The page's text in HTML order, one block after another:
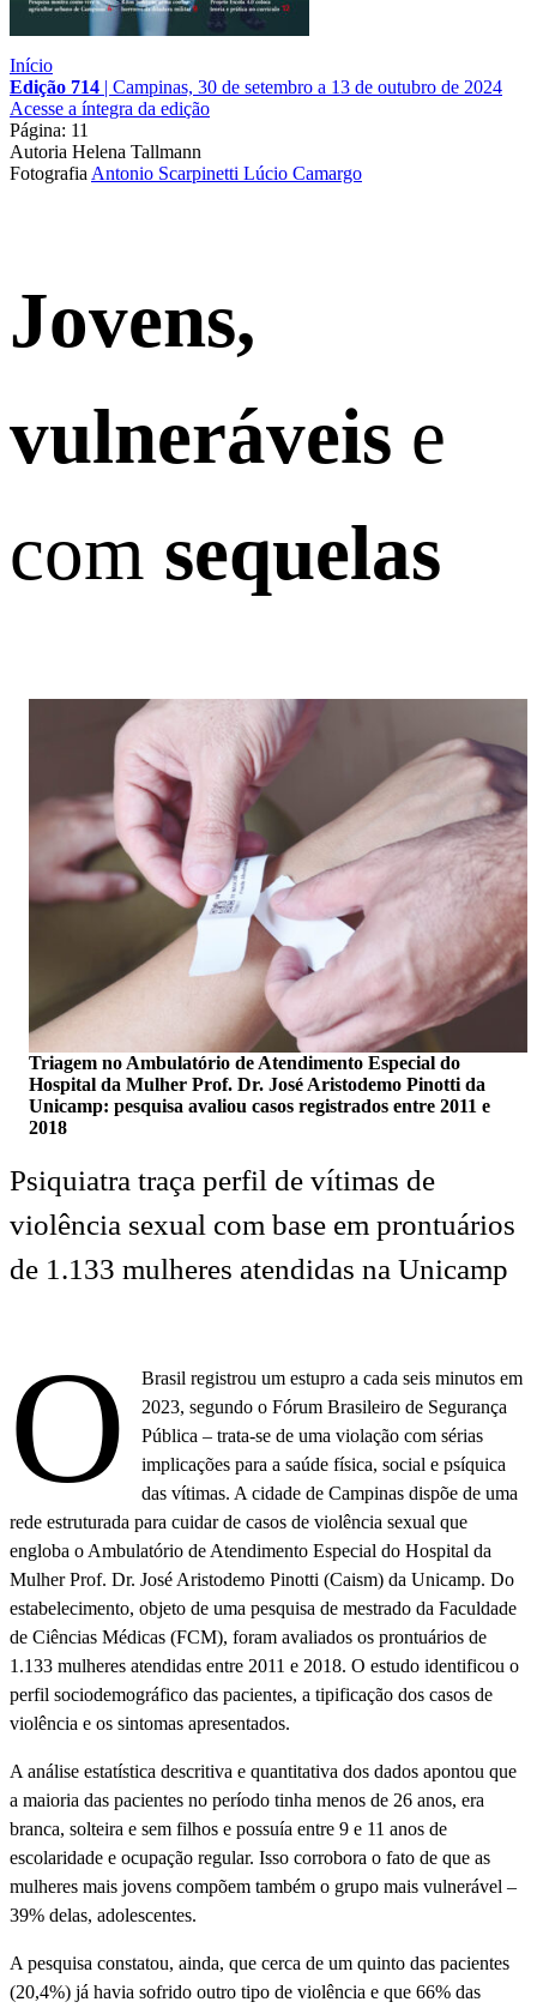
Início
Edição 714 | Campinas, 30 de setembro a 13 de outubro de 2024
Acesse a íntegra da edição
Página: 11
Autoria Helena Tallmann
Fotografia Antonio Scarpinetti Lúcio Camargo
Jovens,
vulneráveis e
com sequelas
Triagem no Ambulatório de Atendimento Especial do
Hospital da Mulher Prof. Dr. José Aristodemo Pinotti da
Unicamp: pesquisa avaliou casos registrados entre 2011 e
2018
Psiquiatra traça perfil de vítimas de
violência sexual com base em prontuários
de 1.133 mulheres atendidas na Unicamp
O
Brasil registrou um estupro a cada seis minutos em
2023, segundo o Fórum Brasileiro de Segurança
Pública – trata-se de uma violação com sérias
implicações para a saúde física, social e psíquica
das vítimas. A cidade de Campinas dispõe de uma
rede estruturada para cuidar de casos de violência sexual que
engloba o Ambulatório de Atendimento Especial do Hospital da
Mulher Prof. Dr. José Aristodemo Pinotti (Caism) da Unicamp. Do
estabelecimento, objeto de uma pesquisa de mestrado da Faculdade
de Ciências Médicas (FCM), foram avaliados os prontuários de
1.133 mulheres atendidas entre 2011 e 2018. O estudo identificou o
perfil sociodemográfico das pacientes, a tipificação dos casos de
violência e os sintomas apresentados.
A análise estatística descritiva e quantitativa dos dados apontou que
a maioria das pacientes no período tinha menos de 26 anos, era
branca, solteira e sem filhos e possuía entre 9 e 11 anos de
escolaridade e ocupação regular. Isso corrobora o fato de que as
mulheres mais jovens compõem também o grupo mais vulnerável –
39% delas, adolescentes.
A pesquisa constatou, ainda, que cerca de um quinto das pacientes
(20,4%) já havia sofrido outro tipo de violência e que 66% das